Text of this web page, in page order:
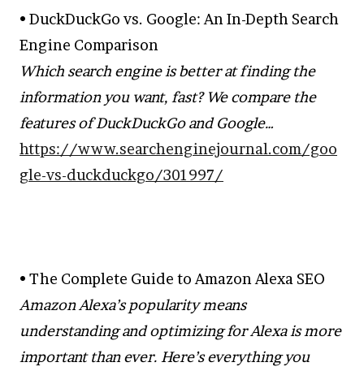
• DuckDuckGo vs. Google: An In-Depth Search
Engine Comparison
Which search engine is better at finding the
information you want, fast? We compare the
features of DuckDuckGo and Google…
https://www.searchenginejournal.com/goo
gle-vs-duckduckgo/301997/
• The Complete Guide to Amazon Alexa SEO
Amazon Alexa’s popularity means
understanding and optimizing for Alexa is more
important than ever. Here’s everything you